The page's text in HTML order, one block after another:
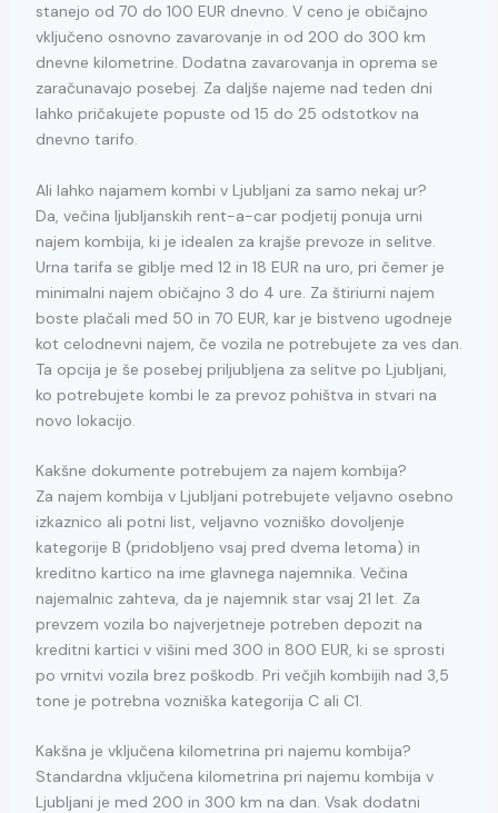
stanejo od 70 do 100 EUR dnevno. V ceno je običajno
vključeno osnovno zavarovanje in od 200 do 300 km
dnevne kilometrine. Dodatna zavarovanja in oprema se
zaračunavajo posebej. Za daljše najeme nad teden dni
lahko pričakujete popuste od 15 do 25 odstotkov na
dnevno tarifo.
Ali lahko najamem kombi v Ljubljani za samo nekaj ur?
Da, večina ljubljanskih rent-a-car podjetij ponuja urni
najem kombija, ki je idealen za krajše prevoze in selitve.
Urna tarifa se giblje med 12 in 18 EUR na uro, pri čemer je
minimalni najem običajno 3 do 4 ure. Za štiriurni najem
boste plačali med 50 in 70 EUR, kar je bistveno ugodneje
kot celodnevni najem, če vozila ne potrebujete za ves dan.
Ta opcija je še posebej priljubljena za selitve po Ljubljani,
ko potrebujete kombi le za prevoz pohištva in stvari na
novo lokacijo.
Kakšne dokumente potrebujem za najem kombija?
Za najem kombija v Ljubljani potrebujete veljavno osebno
izkaznico ali potni list, veljavno vozniško dovoljenje
kategorije B (pridobljeno vsaj pred dvema letoma) in
kreditno kartico na ime glavnega najemnika. Večina
najemalnic zahteva, da je najemnik star vsaj 21 let. Za
prevzem vozila bo najverjetneje potreben depozit na
kreditni kartici v višini med 300 in 800 EUR, ki se sprosti
po vrnitvi vozila brez poškodb. Pri večjih kombijih nad 3,5
tone je potrebna vozniška kategorija C ali C1.
Kakšna je vključena kilometrina pri najemu kombija?
Standardna vključena kilometrina pri najemu kombija v
Ljubljani je med 200 in 300 km na dan. Vsak dodatni